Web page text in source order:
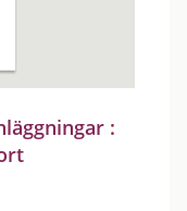
: